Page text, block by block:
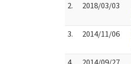
2.
2018/03/03
3.
2014/11/06
4.
2014/09/27